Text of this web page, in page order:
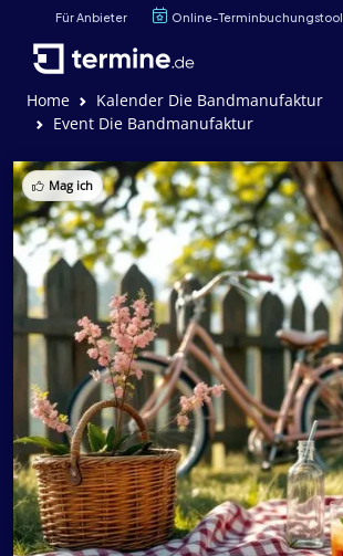
Für Anbieter Online-Terminbuchungstool
Home
Kalender Die Bandmanufaktur
Event Die Bandmanufaktur
Mag ich